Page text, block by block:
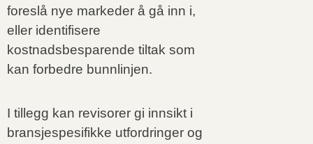
foreslå nye markeder å gå inn i,
eller identifisere
kostnadsbesparende tiltak som
kan forbedre bunnlinjen.
I tillegg kan revisorer gi innsikt i
bransjespesifikke utfordringer og